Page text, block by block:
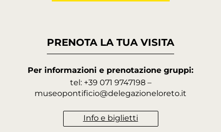
PRENOTA LA TUA VISITA
Per informazioni e prenotazione gruppi:
tel: +39 071 9747198 –
museopontificio@delegazioneloreto.it
Info e biglietti